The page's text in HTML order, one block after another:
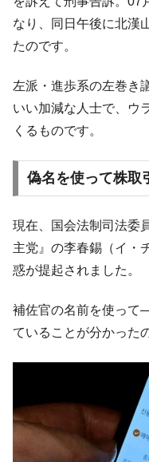
た ⇒ 国家が行った恐
断
動」
『Money1』
中国だ
国の過剰生産が世界を蝕
種は全般的「不調」⇒
『Money1』
【米韓
『Money1』
韓国型
『Money1』
【対日
に韓国がいっちょがみ
は韓国で『BYD』車は
『Money1』
在韓米
く空港に詰めかけ「出
ドを掲げる「在韓反米勢
なり、同日午後に北漢
たのです。
左派・進歩系の左巻き
いい加減な人士で、ウ
くるものです。
偽名を使って株取
現在、国会法制司法委
主党』の李春錫（イ・
惑が提起されました。
補佐官の名前を使っ
ていることが分かった